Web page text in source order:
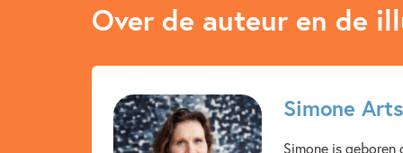
Over de auteur en de
Simone Arts
Simone is